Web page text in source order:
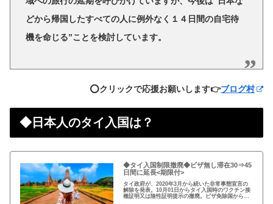
どから帰国したすべての人に例外なく１４日間の自宅待
機を命じる”ことを検討しています。
⭕️クリックで応援お願いします👉ブログ村
◆日本人のタイ入国は？
◆タイ入国制限撤廃◆ビザ無し滞在30⇒45
日間に延長<期限付>
タイ政府が、2020年3月から続いた非常事態宣言の
解除を発表。10月01日からタイ入国時のワクチン接
種証明又は陰性証明提示の撤廃。ビザ免除国からの